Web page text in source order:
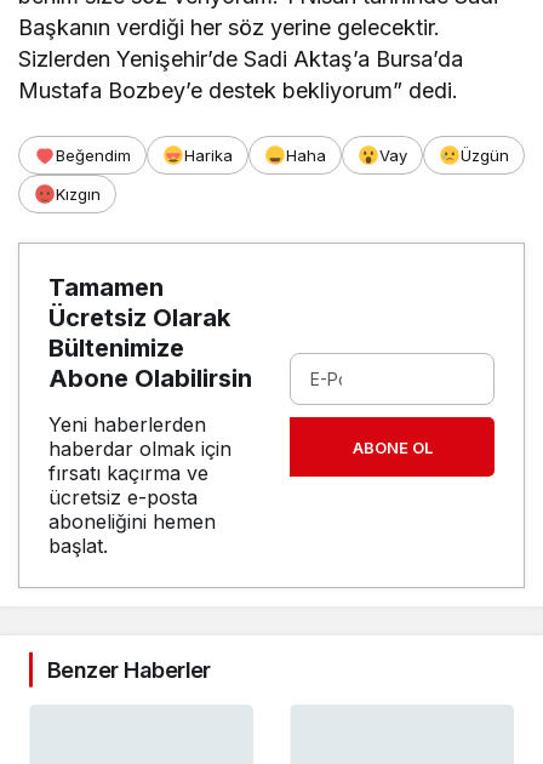
Başkanın verdiği her söz yerine gelecektir.
Sizlerden Yenişehir’de Sadi Aktaş’a Bursa’da
Mustafa Bozbey’e destek bekliyorum” dedi.
Beğendim Harika Haha Vay
Üzgün
Kızgın
Tamamen
Ücretsiz Olarak
Bültenimize
Abone Olabilirsin
Yeni haberlerden
haberdar olmak için
fırsatı kaçırma ve
ücretsiz e-posta
aboneliğini hemen
başlat.
ABONE OL
Benzer Haberler